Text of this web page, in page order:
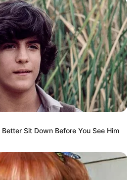
Sit Down Before You See Him